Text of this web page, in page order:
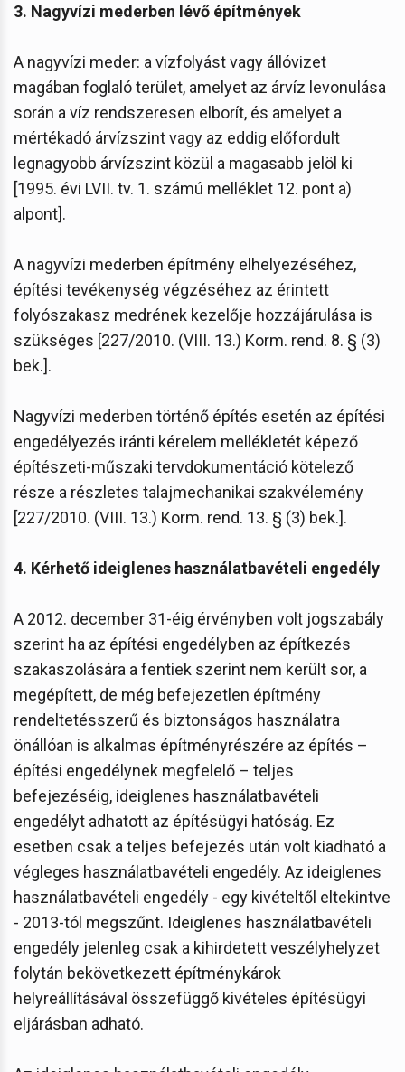
3. Nagyvízi mederben lévő építmények
A nagyvízi meder: a vízfolyást vagy állóvizet
magában foglaló terület, amelyet az árvíz levonulása
során a víz rendszeresen elborít, és amelyet a
mértékadó árvízszint vagy az eddig előfordult
legnagyobb árvízszint közül a magasabb jelöl ki
[1995. évi LVII. tv. 1. számú melléklet 12. pont a)
alpont].
A nagyvízi mederben építmény elhelyezéséhez,
építési tevékenység végzéséhez az érintett
folyószakasz medrének kezelője hozzájárulása is
szükséges [227/2010. (VIII. 13.) Korm. rend. 8. § (3)
bek.].
Nagyvízi mederben történő építés esetén az építési
engedélyezés iránti kérelem mellékletét képező
építészeti-műszaki tervdokumentáció kötelező
része a részletes talajmechanikai szakvélemény
[227/2010. (VIII. 13.) Korm. rend. 13. § (3) bek.].
4. Kérhető ideiglenes használatbavételi engedély
A 2012. december 31-éig érvényben volt jogszabály
szerint ha az építési engedélyben az építkezés
szakaszolására a fentiek szerint nem került sor, a
megépített, de még befejezetlen építmény
rendeltetésszerű és biztonságos használatra
önállóan is alkalmas építményrészére az építés –
építési engedélynek megfelelő – teljes
befejezéséig, ideiglenes használatbavételi
engedélyt adhatott az építésügyi hatóság. Ez
esetben csak a teljes befejezés után volt kiadható a
végleges használatbavételi engedély. Az ideiglenes
használatbavételi engedély - egy kivételtől eltekintve
- 2013-tól megszűnt. Ideiglenes használatbavételi
engedély jelenleg csak a kihirdetett veszélyhelyzet
folytán bekövetkezett építménykárok
helyreállításával összefüggő kivételes építésügyi
eljárásban adható.